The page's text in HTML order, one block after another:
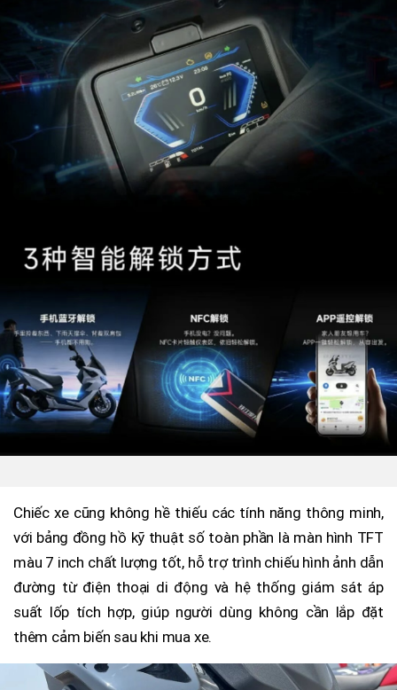
Chiếc xe cũng không hề thiếu các tính năng thông minh,
với bảng đồng hồ kỹ thuật số toàn phần là màn hình TFT
màu 7 inch chất lượng tốt, hỗ trợ trình chiếu hình ảnh dẫn
đường từ điện thoại di động và hệ thống giám sát áp
suất lốp tích hợp, giúp người dùng không cần lắp đặt
thêm cảm biến sau khi mua xe.